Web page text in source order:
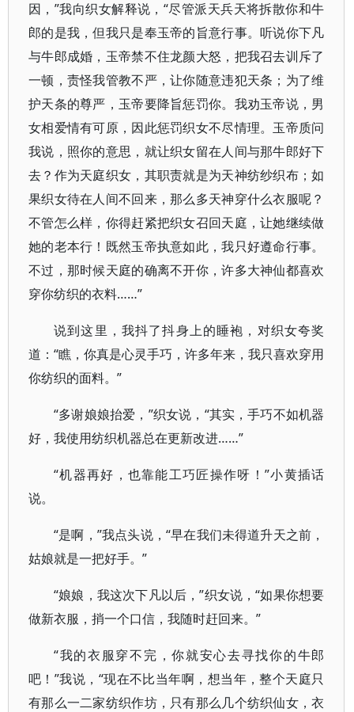
因，”我向织女解释说，“尽管派天兵天将拆散你和牛
郎的是我，但我只是奉玉帝的旨意行事。听说你下凡
与牛郎成婚，玉帝禁不住龙颜大怒，把我召去训斥了
一顿，责怪我管教不严，让你随意违犯天条；为了维
护天条的尊严，玉帝要降旨惩罚你。我劝玉帝说，男
女相爱情有可原，因此惩罚织女不尽情理。玉帝质问
我说，照你的意思，就让织女留在人间与那牛郎好下
去？作为天庭织女，其职责就是为天神纺纱织布；如
果织女待在人间不回来，那么多天神穿什么衣服呢？
不管怎么样，你得赶紧把织女召回天庭，让她继续做
她的老本行！既然玉帝执意如此，我只好遵命行事。
不过，那时候天庭的确离不开你，许多大神仙都喜欢
穿你纺织的衣料……”
说到这里，我抖了抖身上的睡袍，对织女夸奖
道：“瞧，你真是心灵手巧，许多年来，我只喜欢穿用
你纺织的面料。”
“多谢娘娘抬爱，”织女说，“其实，手巧不如机器
好，我使用纺织机器总在更新改进……”
“机器再好，也靠能工巧匠操作呀！”小黄插话
说。
“是啊，”我点头说，“早在我们未得道升天之前，
姑娘就是一把好手。”
“娘娘，我这次下凡以后，”织女说，“如果你想要
做新衣服，捎一个口信，我随时赶回来。”
“我的衣服穿不完，你就安心去寻找你的牛郎
吧！”我说，“现在不比当年啊，想当年，整个天庭只
有那么一二家纺织作坊，只有那么几个纺织仙女，衣